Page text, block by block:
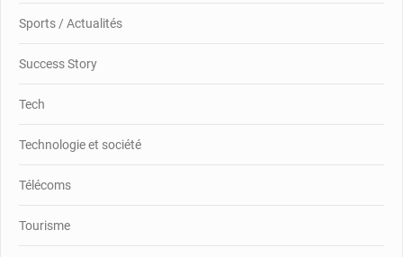
Sports / Actualités
Success Story
Tech
Technologie et société
Télécoms
Tourisme